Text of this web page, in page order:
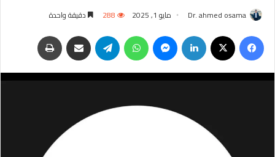
Dr. ahmed osama مايو 1, 2025 288 دقيقة واحدة
فيسبوك لينكدإن ماسنجر واتساب تيلقرام مشاركة عبر البريد